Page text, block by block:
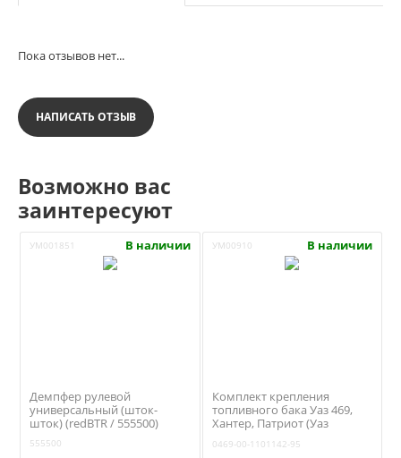
Пока отзывов нет...
НАПИСАТЬ ОТЗЫВ
Возможно вас
заинтересуют
УМ001851 В наличии
Демпфер рулевой
универсальный (шток-
шток) (redBTR / 555500)
555500
УМ00910 В наличии
Комплект крепления
топливного бака Уаз 469,
Хантер, Патриот (Уаз
0469-00-1101142-95